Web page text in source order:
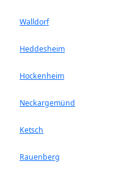
Walldorf
Heddesheim
Hockenheim
Neckargemünd
Ketsch
Rauenberg